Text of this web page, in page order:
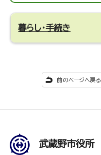
暮らし・手続き
前のページへ戻る
武蔵野市役所